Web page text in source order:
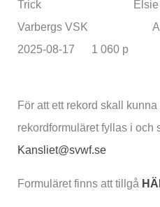
Trick Elsie
Varbergs VSK
2025-08-17 1 060 p
För att ett rekord skall kunna
rekordformuläret fyllas i och
Kansliet@svwf.se
Formuläret finns att tillgå